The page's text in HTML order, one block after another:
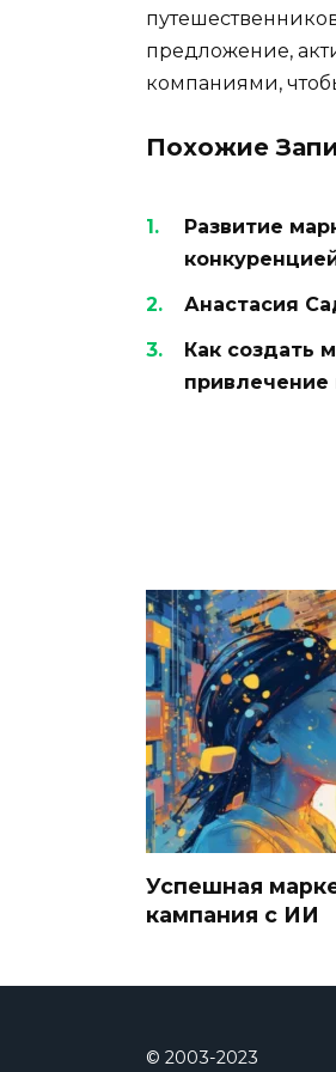
предложение,
компаниями,
Похожие
Развитие
Анастасия
Как создать
Успешная
кампания с ИИ
© 2003-2023